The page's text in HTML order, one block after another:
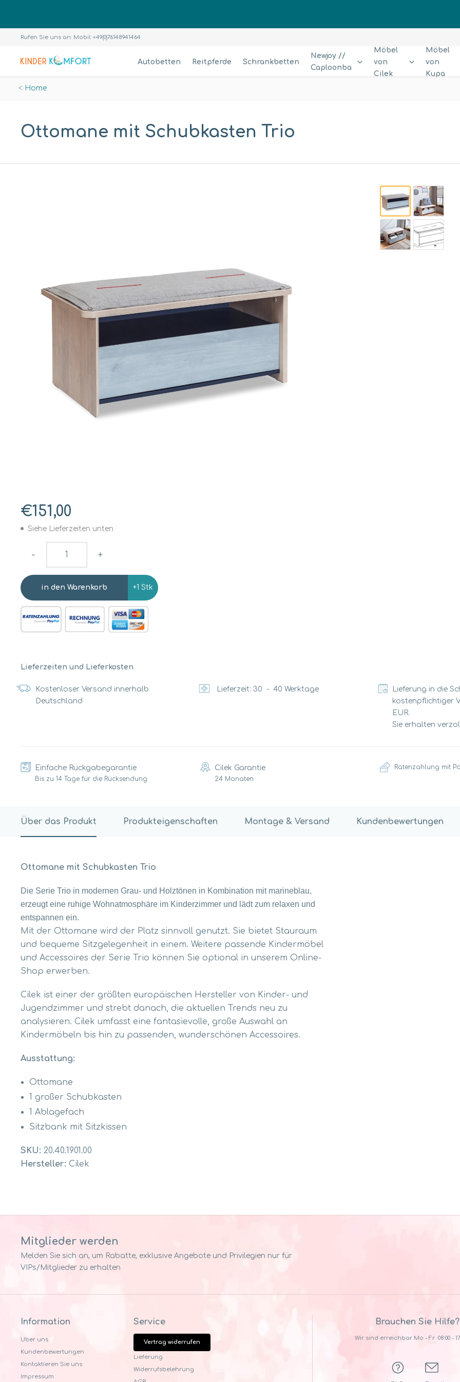
Rufen Sie uns an: Mobil: +49(0)76148941464
Autobetten Reitpferde Schrankbetten
Newjoy //
Caploonba
Möbel
von
Cilek
Möbel
von
Kupa
Home
Ottomane mit Schubkasten Trio
€151,00
Siehe Lieferzeiten unten
- +
+1 Stk
Lieferzeiten und Lieferkosten
Kostenloser Versand innerhalb
Deutschland
Lieferzeit: 30 - 40 Werktage
Lieferung in die
kostenpflichtiger
EUR.
Sie erhalten
Einfache Rückgabegarantie
Bis zu 14 Tage für die Rücksendung
Cilek Garantie
24 Monaten
Ratenzahlung mit
Über das Produkt
Ottomane mit Schubkasten Trio
Die Serie Trio in modernen Grau- und Holztönen in Kombination mit marineblau,
erzeugt eine ruhige Wohnatmosphäre im Kinderzimmer und lädt zum relaxen und
entspannen ein.
Mit der Ottomane wird der Platz sinnvoll genutzt. Sie bietet Stauraum
und bequeme Sitzgelegenheit in einem. Weitere passende Kindermöbel
und Accessoires der Serie Trio können Sie optional in unserem Online-
Shop erwerben.
Cilek ist einer der größten europäischen Hersteller von Kinder- und
Jugendzimmer und strebt danach, die aktuellen Trends neu zu
analysieren. Cilek umfasst eine fantasievolle, große Auswahl an
Kindermöbeln bis hin zu passenden, wunderschönen Accessoires.
Ausstattung:
Ottomane
1 großer Schubkasten
1 Ablagefach
Sitzbank mit Sitzkissen
SKU: 20.40.1901.00
Hersteller: Cilek
Produkteigenschaften Montage & Versand Kundenbewertungen
Mitglieder werden
Melden Sie sich an, um Rabatte, exklusive Angebote und Privilegien nur für
VIPs/Mitglieder zu erhalten
Information
Uber uns
Kundenbewertungen
Kontaktieren Sie uns
Impressum
Service
Vertrag widerrufen
Lieferung
Widerrufsbelehrung
Brauchen Sie Hilfe?
Wir sind erreichbar Mo - Fr 08:00 -